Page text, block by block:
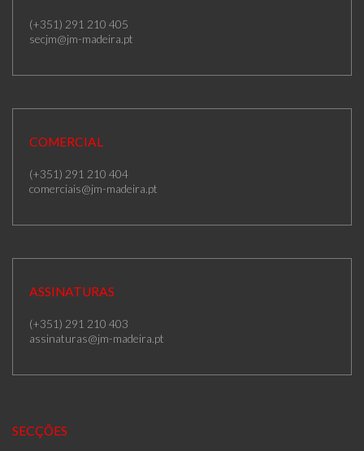
(+351) 291 210 405
secjm@jm-madeira.pt
COMERCIAL
(+351) 291 210 404
comerciais@jm-madeira.pt
ASSINATURAS
(+351) 291 210 403
assinaturas@jm-madeira.pt
SECÇÕES